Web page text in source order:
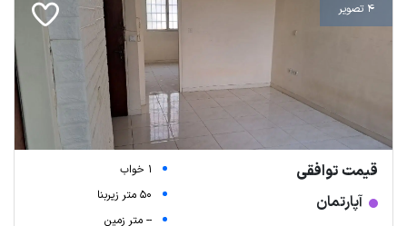
4 تصویر
قیمت توافقی
آپارتمان
1 خواب
50 متر زیربنا
-- متر زمین